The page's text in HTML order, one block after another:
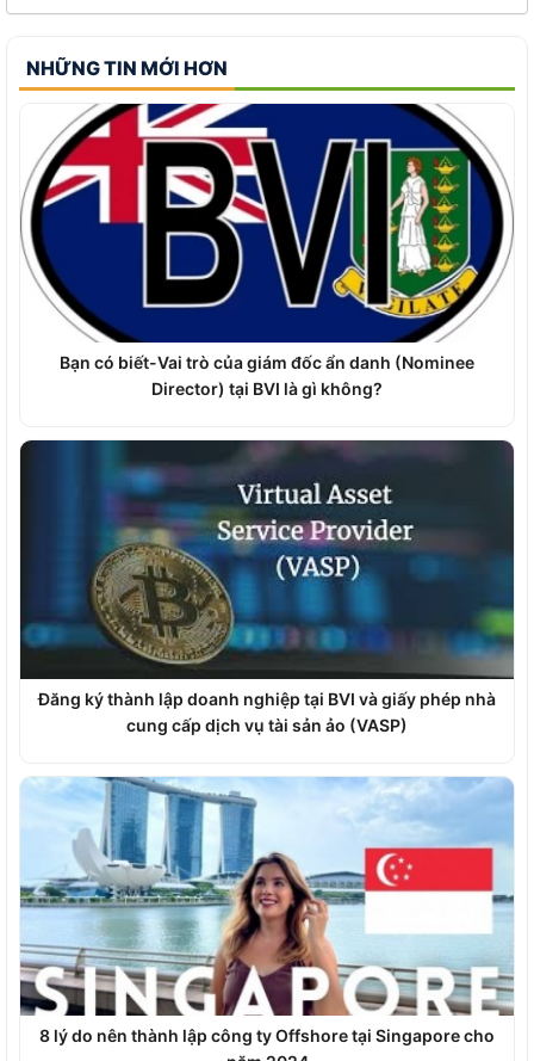
NHỮNG TIN MỚI HƠN
Bạn có biết-Vai trò của giám đốc ẩn danh (Nominee
Director) tại BVI là gì không?
Đăng ký thành lập doanh nghiệp tại BVI và giấy phép nhà
cung cấp dịch vụ tài sản ảo (VASP)
8 lý do nên thành lập công ty Offshore tại Singapore cho